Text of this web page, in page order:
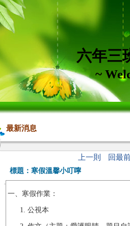
六年三
~
最新消息
上一則 回最
標題： 寒假溫馨小叮嚀
一、寒假作業：
1. 公視本